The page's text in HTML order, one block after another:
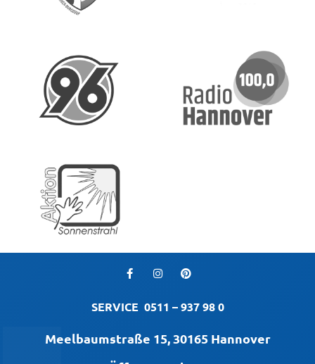
SERVICE 0511 – 937 98 0
Meelbaumstraße 15, 30165 Hannover